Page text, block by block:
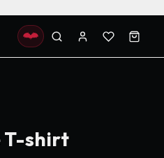
T-shirt